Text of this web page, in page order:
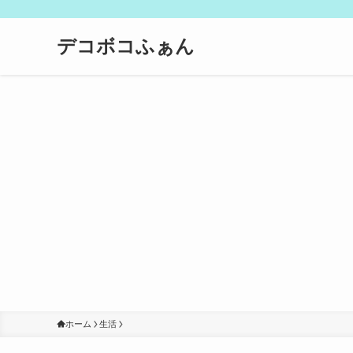
デコボコふぁん
ホーム 生活